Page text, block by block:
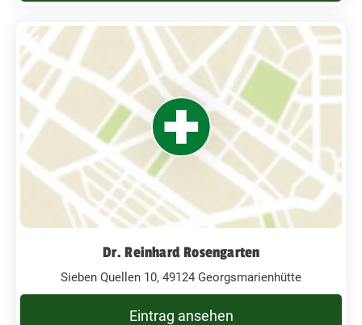
Dr. Reinhard Rosengarten
Sieben Quellen 10, 49124 Georgsmarienhütte
Eintrag ansehen